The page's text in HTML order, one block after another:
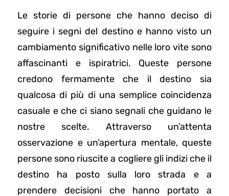
Le storie di persone che hanno deciso di
seguire i segni del destino e hanno visto un
cambiamento significativo nelle loro vite sono
affascinanti e ispiratrici. Queste persone
credono fermamente che il destino sia
qualcosa di più di una semplice coincidenza
casuale e che ci siano segnali che guidano le
nostre scelte. Attraverso un’attenta
osservazione e un’apertura mentale, queste
persone sono riuscite a cogliere gli indizi che il
destino ha posto sulla loro strada e a
prendere decisioni che hanno portato a